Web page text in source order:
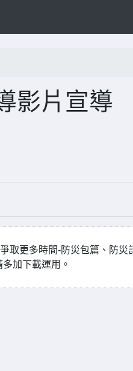
影片宣導
取更多時間-防災包篇、防
多加下載運用。